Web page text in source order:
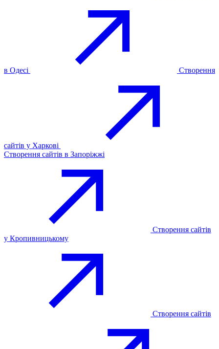
в Одесі Створення
сайтів у Харкові
Створення сайтів в Запоріжжі
Створення сайтів
у Кропивницькому
Створення сайтів